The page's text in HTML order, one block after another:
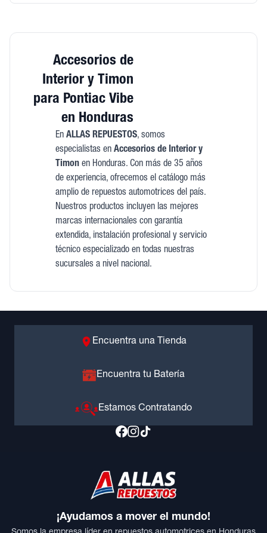
Accesorios de
Interior y Timon
para Pontiac Vibe
en Honduras
En ALLAS REPUESTOS, somos
especialistas en Accesorios de Interior y
Timonen Honduras. Con más de 35 años
de experiencia, ofrecemos el catálogo más
amplio de repuestos automotrices del país.
Nuestros productos incluyen las mejores
marcas internacionales con garantía
extendida, instalación profesional y servicio
técnico especializado en todas nuestras
sucursales a nivel nacional.
Encuentra una Tienda
Encuentra tu Batería
Estamos Contratando
¡Ayudamos a mover el mundo!